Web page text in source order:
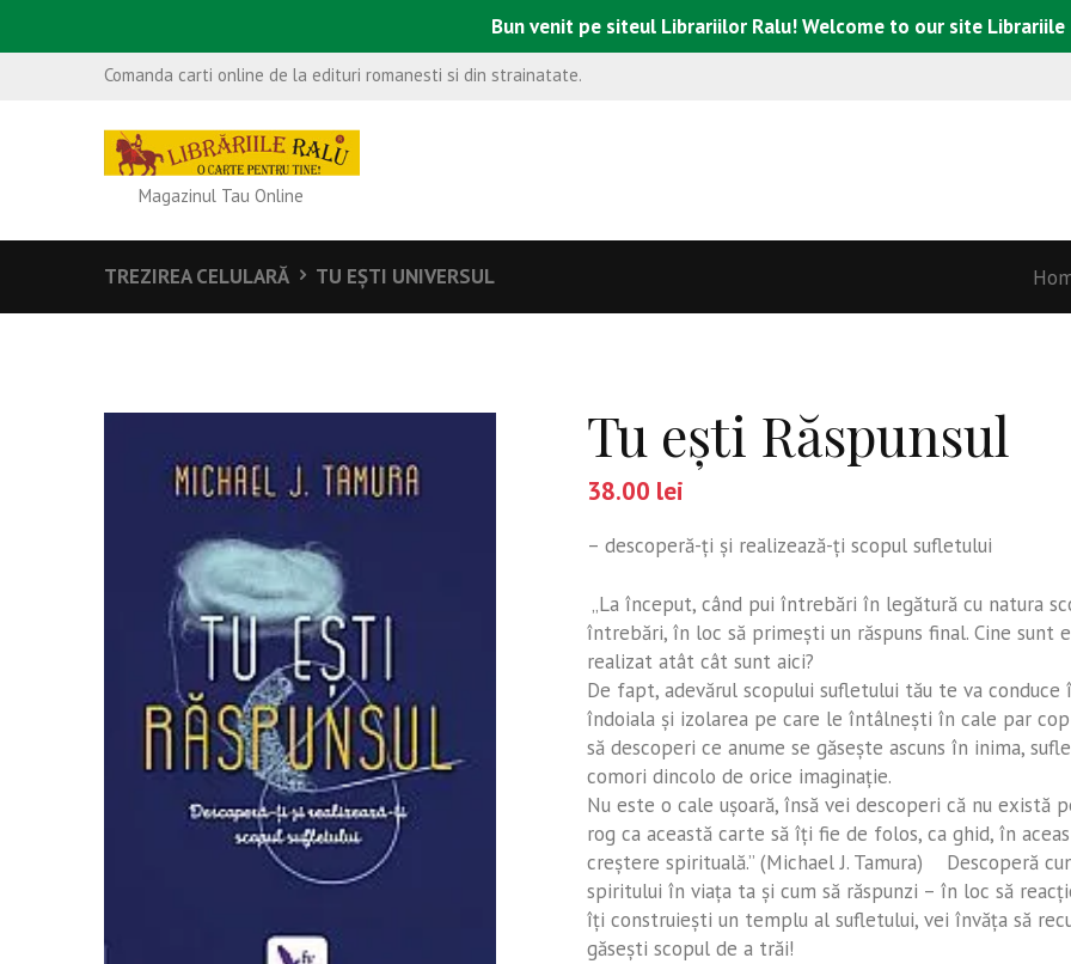
Bun venit pe siteul Librariilor Ralu! Welcome to our site Librariile
Comanda carti online de la edituri romanesti si din strainatate.
Magazinul Tau Online
TREZIREA CELULARĂ TU EŞTI UNIVERSUL
Tu eşti Răspunsul
38.00 lei
– descoperă-ţi şi realizează-ţi scopul sufletului
„La început, când pui întrebări în legătură cu natura
întrebări, în loc să primeşti un răspuns final. Cine sunt
realizat atât cât sunt aici?
De fapt, adevărul scopului sufletului tău te va
îndoiala şi izolarea pe care le întâlneşti în cale par
să descoperi ce anume se găseşte ascuns în inima,
comori dincolo de orice imaginaţie.
Nu este o cale uşoară, însă vei descoperi că nu există
rog ca această carte să îţi fie de folos, ca ghid, în
creştere spirituală.” (Michael J. Tamura) Descoperă
spiritului în viaţa ta şi cum să răspunzi – în loc să
îţi construieşti un templu al sufletului, vei învăţa să
găseşti scopul de a trăi!